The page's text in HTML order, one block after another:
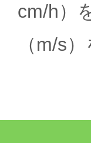
cm/h）
（m/s